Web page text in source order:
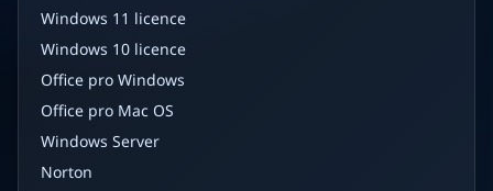
Windows 11 licence
Windows 10 licence
Office pro Windows
Office pro Mac OS
Windows Server
Norton